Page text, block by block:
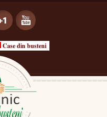
Case din busteni